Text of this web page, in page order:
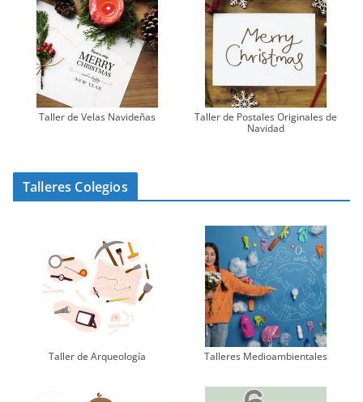
Taller de Velas Navideñas
Taller de Postales Originales de
Navidad
Talleres Colegios
Taller de Arqueología Talleres Medioambientales